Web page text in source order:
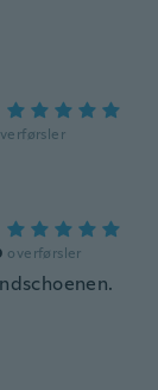
overførsler